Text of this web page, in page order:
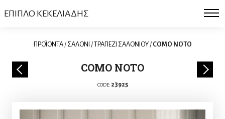
ΕΠΙΠΛΟ ΚΕΚΕΛΙΑΔΗΣ
ΠΡΟΪΟΝΤΑ/ ΣΑΛΟΝΙ /ΤΡΑΠΕΖΙ ΣΑΛΟΝΙΟΥ/ COMO NOTO
COMO NOTO
CODE: 23925